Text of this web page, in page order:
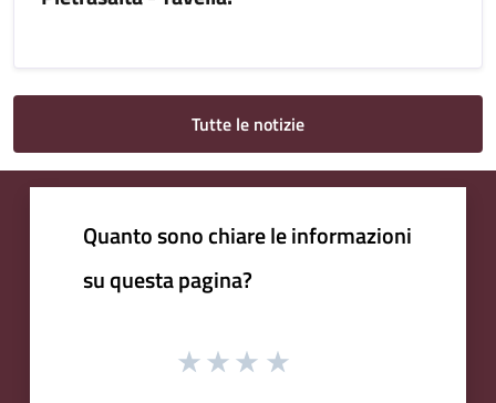
Tutte le notizie
Quanto sono chiare le informazioni
su questa pagina?